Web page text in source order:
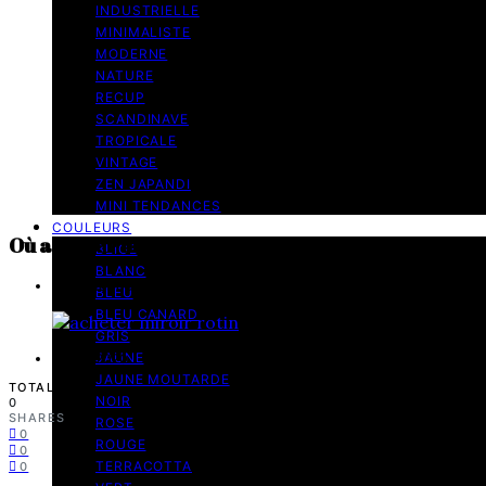
INDUSTRIELLE
MINIMALISTE
MODERNE
NATURE
RECUP
SCANDINAVE
TROPICALE
VINTAGE
ZEN JAPANDI
MINI TENDANCES
COULEURS
BEIGE
BLANC
BLEU
BLEU CANARD
GRIS
JAUNE
JAUNE MOUTARDE
NOIR
ROSE
ROUGE
TERRACOTTA
Où acheter un joli miroir en rotin ? 13 modèles
9 minutes de lecture
22 juin 2020
TOTAL
0
SHARES
0
0
0